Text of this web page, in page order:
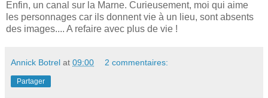
Enfin, un canal sur la Marne. Curieusement, moi qui aime
les personnages car ils donnent vie à un lieu, sont absents
des images.... A refaire avec plus de vie !
Annick Botrel at 09:00 2 commentaires:
Partager